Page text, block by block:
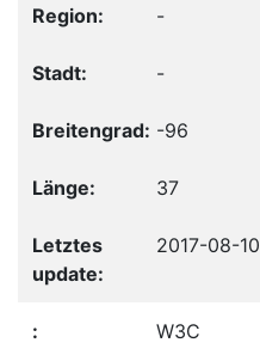
-
-
-96
37
2017-08-10
W3C